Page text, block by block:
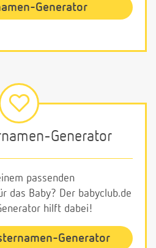
Generator
Generator
passenden
das Baby? Der babyclub.de
hilft dabei!
Generator